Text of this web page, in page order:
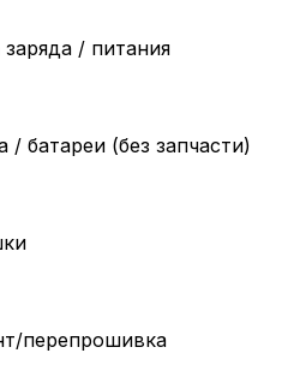
/ питания
/ батареи (без запчасти)
перепрошивка